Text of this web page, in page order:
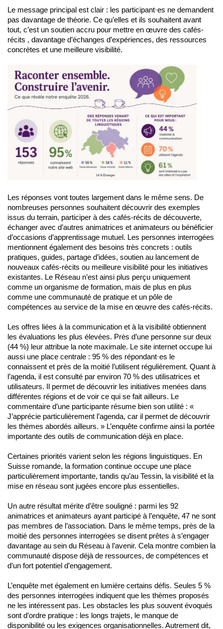
Le message principal est clair : les participant·es ne demandent
pas davantage de théorie. Ce qu’elles et ils souhaitent avant
tout, c’est un soutien accru pour mettre en œuvre des cafés-
récits , davantage d’échanges d’expériences, des ressources
concrètes et une meilleure visibilité.
Les réponses vont toutes largement dans le même sens. De
nombreuses personnes souhaitent découvrir des exemples
issus du terrain, participer à des cafés-récits de découverte,
échanger avec d’autres animatrices et animateurs ou bénéficier
d’occasions d’apprentissage mutuel. Les personnes interrogées
mentionnent également des besoins très concrets : outils
pratiques, guides, partage d’idées, soutien au lancement de
nouveaux cafés-récits ou meilleure visibilité pour les initiatives
existantes. Le Réseau n’est ainsi plus perçu uniquement
comme un organisme de formation, mais de plus en plus
comme une communauté de pratique et un pôle de
compétences au service de la mise en œuvre des cafés-récits.
Les offres liées à la communication et à la visibilité obtiennent
les évaluations les plus élevées. Près d’une personne sur deux
(44 %) leur attribue la note maximale. Le site internet occupe lui
aussi une place centrale : 95 % des répondant·es le
connaissent et près de la moitié l’utilisent régulièrement. Quant à
l’agenda, il est consulté par environ 70 % des utilisatrices et
utilisateurs. Il permet de découvrir les initiatives menées dans
différentes régions et de voir ce qui se fait ailleurs. Le
commentaire d’une participante résume bien son utilité : «
J’apprécie particulièrement l’agenda, car il permet de découvrir
les thèmes abordés ailleurs. » L’enquête confirme ainsi la portée
importante des outils de communication déjà en place.
Certaines priorités varient selon les régions linguistiques. En
Suisse romande, la formation continue occupe une place
particulièrement importante, tandis qu’au Tessin, la visibilité et la
mise en réseau sont jugées encore plus essentielles.
Un autre résultat mérite d’être souligné : parmi les 92
animatrices et animateurs ayant participé à l’enquête, 47 ne sont
pas membres de l’association. Dans le même temps, près de la
moitié des personnes interrogées se disent prêtes à s’engager
davantage au sein du Réseau à l’avenir. Cela montre combien la
communauté dispose déjà de ressources, de compétences et
d’un fort potentiel d’engagement.
L’enquête met également en lumière certains défis. Seules 5 %
des personnes interrogées indiquent que les thèmes proposés
ne les intéressent pas. Les obstacles les plus souvent évoqués
sont d’ordre pratique : les longs trajets, le manque de
disponibilité ou les exigences organisationnelles. Autrement dit,